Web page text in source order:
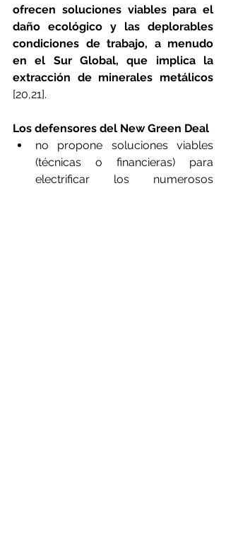
ofrecen soluciones viables para el
daño ecológico y las deplorables
condiciones de trabajo, a menudo
en el Sur Global, que implica la
extracción de minerales metálicos
[20,21].
Los defensores del New Green Deal
no propone soluciones viables
(técnicas o financieras) para
electrificar los numerosos